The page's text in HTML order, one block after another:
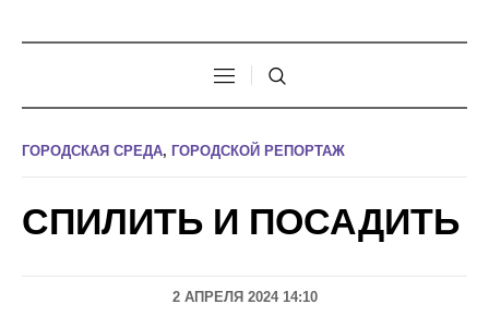
ГОРОДСКАЯ СРЕДА, ГОРОДСКОЙ РЕПОРТАЖ
СПИЛИТЬ И ПОСАДИТЬ
2 АПРЕЛЯ 2024 14:10